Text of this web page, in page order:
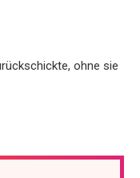
ohne sie